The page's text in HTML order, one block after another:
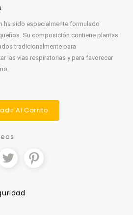
ha sido especialmente formulado
Su composición contiene plantas
tradicionalmente para
las vias respiratorias y para favorecer
Al Carrito